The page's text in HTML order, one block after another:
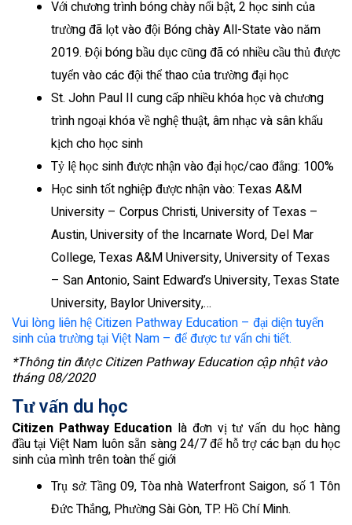
Với chương trình bóng chày nổi bật, 2 học sinh của
trường đã lọt vào đội Bóng chày All-State vào năm
2019. Đội bóng bầu dục cũng đã có nhiều cầu thủ được
tuyển vào các đội thể thao của trường đại học
St. John Paul II cung cấp nhiều khóa học và chương
trình ngoại khóa về nghệ thuật, âm nhạc và sân khấu
kịch cho học sinh
Tỷ lệ học sinh được nhận vào đại học/cao đẳng: 100%
Học sinh tốt nghiệp được nhận vào: Texas A&M
University – Corpus Christi, University of Texas –
Austin, University of the Incarnate Word, Del Mar
College, Texas A&M University, University of Texas
– San Antonio, Saint Edward’s University, Texas State
University, Baylor University,…
Vui lòng liên hệ Citizen Pathway Education – đại diện tuyển
sinh của trường tại Việt Nam – để được tư vấn chi tiết.
*Thông tin được Citizen Pathway Education cập nhật vào
tháng 08/2020
Tư vấn du học
Citizen Pathway Education là đơn vị tư vấn du học hàng
đầu tại Việt Nam luôn sẵn sàng 24/7 để hỗ trợ các bạn du học
sinh của mình trên toàn thế giới
Trụ sở: Tầng 09, Tòa nhà Waterfront Saigon, số 1 Tôn
Đức Thắng, Phường Sài Gòn, TP. Hồ Chí Minh.